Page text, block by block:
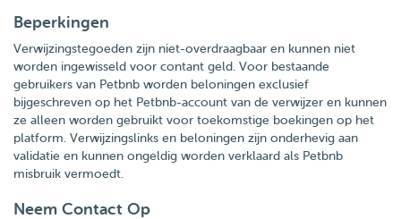
Beperkingen
Verwijzingstegoeden zijn niet-overdraagbaar en kunnen niet
worden ingewisseld voor contant geld. Voor bestaande
gebruikers van Petbnb worden beloningen exclusief
bijgeschreven op het Petbnb-account van de verwijzer en kunnen
ze alleen worden gebruikt voor toekomstige boekingen op het
platform. Verwijzingslinks en beloningen zijn onderhevig aan
validatie en kunnen ongeldig worden verklaard als Petbnb
misbruik vermoedt.
Neem Contact Op